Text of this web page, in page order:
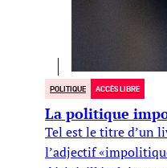
POLITIQUE ACCÈS LIBRE
La politique
Tel est le titre d’un
l’adjectif